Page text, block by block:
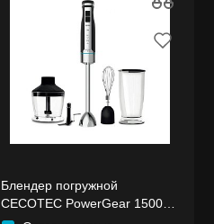
Блендер погружной
CECOTEC PowerGear 1500